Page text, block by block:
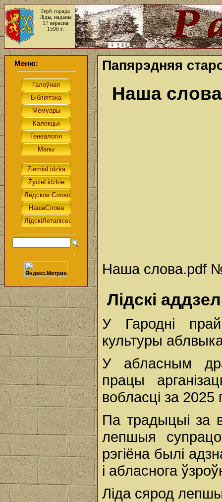
Герб горада
Ліды, наданы
17 верасня
1590 г.
Меню: Папярэдняя
Наша
Наша слова.pdf
Лідскі
У Гародні
культуры
У абласным
працы
вобласці за 2025
Па традыцыі за
лепшыя
рэгіёна былі
і абласнога
Ліда сярод